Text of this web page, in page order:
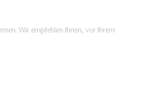
Wir empfehlen Ihnen, vor Ihrem